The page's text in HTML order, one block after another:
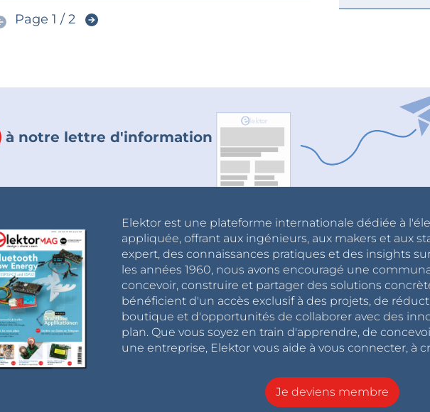
Page 1 / 2
à notre lettre d'information
Elektor est une plateforme internationale dédiée à
appliquée, offrant aux ingénieurs, aux makers et aux
expert, des connaissances pratiques et des insights
les années 1960, nous avons encouragé une
concevoir, construire et partager des solutions
bénéficient d'un accès exclusif à des projets, de
boutique et d'opportunités de collaborer avec des
plan. Que vous soyez en train d'apprendre, de
une entreprise, Elektor vous aide à vous connecter, à
Je deviens membre